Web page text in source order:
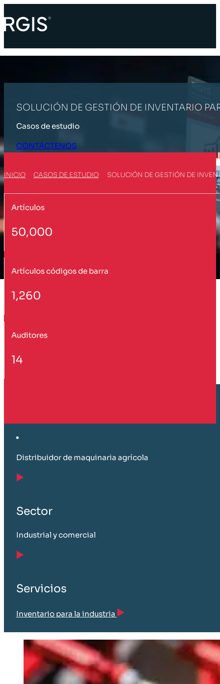
SOLUCIÓN DE GESTIÓN DE INVENTARIO
Casos de estudio
CONTÁCTENOS
INICIO CASOS DE ESTUDIO SOLUCIÓN DE GESTIÓN DE
Artículos
50,000
Artículos códigos de barra
1,260
Auditores
14
Distribuidor de maquinaria agrícola
Sector
Industrial y comercial
Servicios
Inventario para la industria